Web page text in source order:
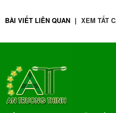
BÀI VIẾT LIÊN QUAN | XEM TẤT